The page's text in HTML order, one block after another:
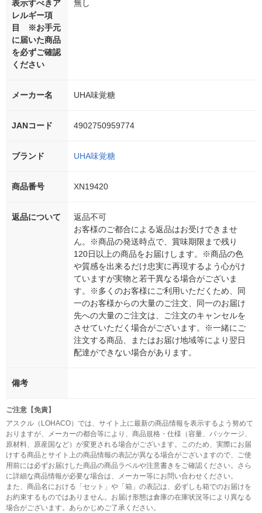
表示すべきア
レルギー項
目 ※お手元
に届いた商品
を必ずご確認
ください
無し
メーカー名 UHA味覚糖
JANコード 4902750959774
ブランド UHA味覚糖
商品番号 XN19420
返品について
返品不可
お客様のご都合による返品はお受けできませ
ん。※商品の発送時点で、賞味期限まで残り
120日以上の商品をお届けします。※商品の色
や質感を出来るだけ忠実に再現するよう心がけ
ていますが実物と若干異なる場合がございま
す。※多くのお客様にご利用いただくため、同
一のお客様からの大量のご注文、同一のお届け
先への大量のご注文は、ご注文のキャンセルを
させていただく場合がございます。※一緒にご
注文する商品、またはお届け地域等により翌日
配達ができない場合があります。
備考
ご注意【免責】
アスクル（LOHACO）では、サイト上に最新の商品情報を表示するよう努めて
おりますが、メーカーの都合等により、商品規格・仕様（容量、パッケージ、
原材料、原産国など）が変更される場合がございます。このため、実際にお届
けする商品とサイト上の商品情報の表記が異なる場合がございますので、ご使
用前には必ずお届けした商品の商品ラベルや注意書きをご確認ください。さら
に詳細な商品情報が必要な場合は、メーカー等にお問い合わせください。
また、商品名における「セット」や「箱」の表記は、必ずしも箱でのお届けを
お約束するものではありません。お届け形態は倉庫の在庫状況等により異なる
場合がございます。あらかじめご了承ください。